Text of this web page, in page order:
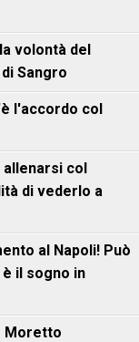
volontà del
Sangro
l'accordo col
allenarsi col
di vederlo a
al Napoli! Può
il sogno in
Moretto